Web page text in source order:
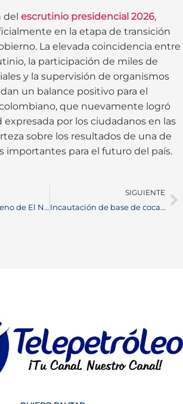
del escrutinio presidencial 2026,
en la etapa de transición
La elevada coincidencia entre
la participación de miles de
y la supervisión de organismos
un balance positivo para el
que nuevamente logró
expresada por los ciudadanos en las
sobre los resultados de una de
importantes para el futuro del país.
Alerta por fenómeno de El Niño en Barrancabermeja: temperaturas podrían aumentar y crece el riesgo de incendios
SIGUIENTE
Incautación de base de coca en Santander: Policía captura a dos personas y decomisa más de 52 kilos